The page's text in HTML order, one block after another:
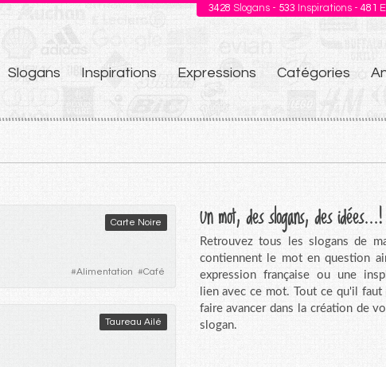
3428 Slogans - 533 Inspirations - 481
Slogans Inspirations Expressions Catégories
Carte Noire
#Alimentation #Café
Taureau Ailé
Un mot, des slogans, des idées...!
Retrouvez tous les slogans de
contiennent le mot en question
expression française ou une
lien avec ce mot. Tout ce qu'il faut
faire avancer dans la création de
slogan.